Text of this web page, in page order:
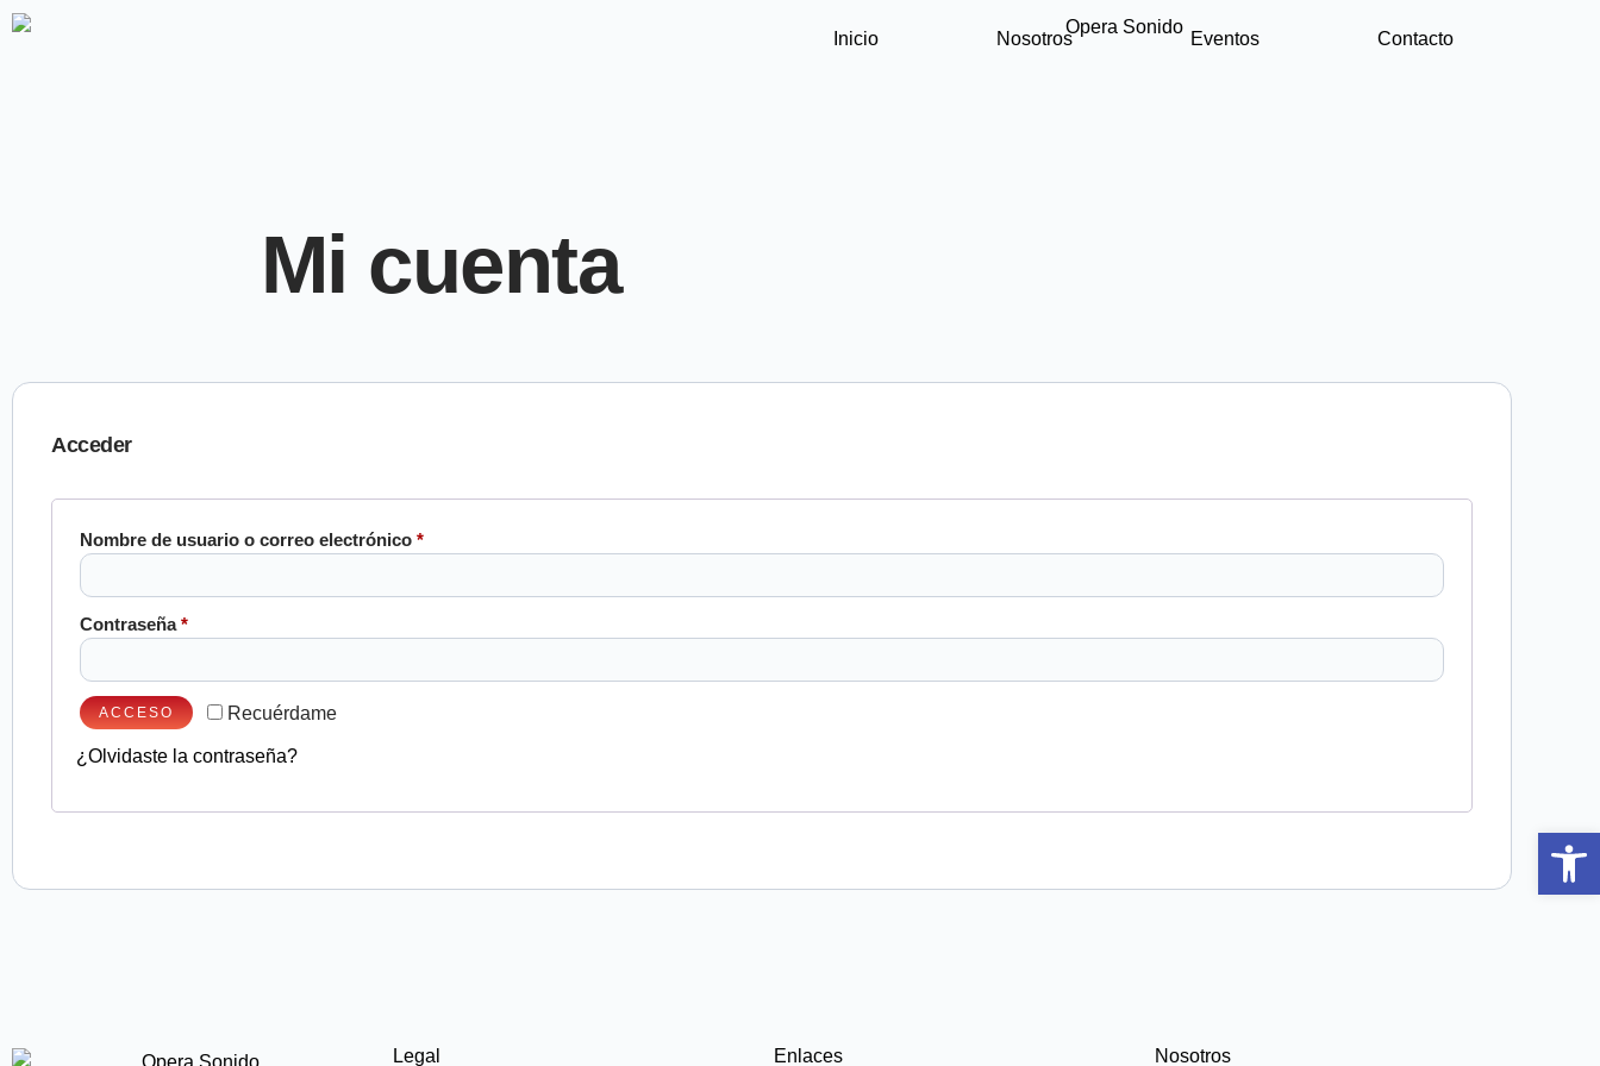
Inicio Nosotros Eventos Contacto
Mi cuenta
Acceder
Nombre de usuario o correo electrónico *
Contraseña*
Recuérdame
ACCESO
¿Olvidaste la contraseña?
Legal Enlaces Nosotros
Abrir